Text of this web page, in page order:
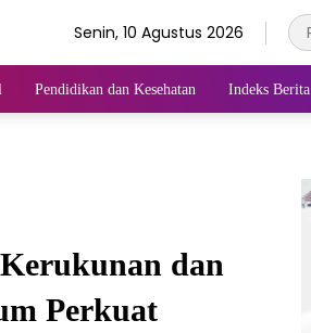
Senin, 10 Agustus 2026
Pendidikan dan Kesehatan Indeks Berita
dan
Perkuat